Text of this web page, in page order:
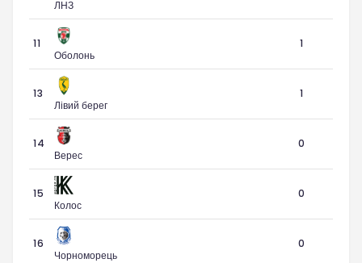
ЛНЗ
11
Оболонь
1
13
Лівий берег
1
14
Верес
0
15
Колос
0
16
Чорноморець
0